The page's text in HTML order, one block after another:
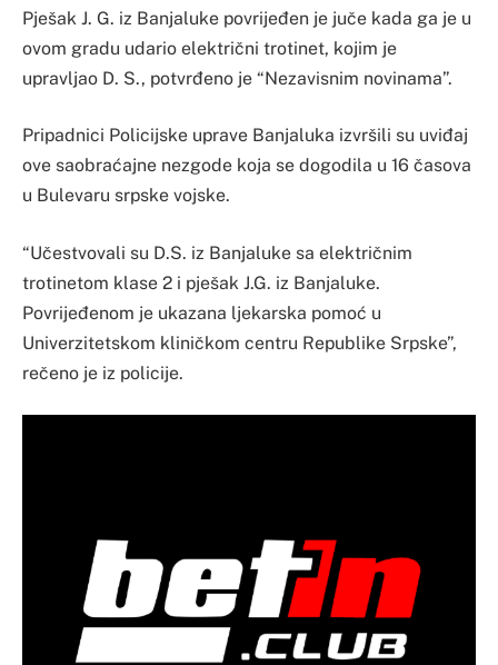
Pješak J. G. iz Banjaluke povrijeđen je juče kada ga je u
ovom gradu udario električni trotinet, kojim je
upravljao D. S., potvrđeno je “Nezavisnim novinama”.
Pripadnici Policijske uprave Banjaluka izvršili su uviđaj
ove saobraćajne nezgode koja se dogodila u 16 časova
u Bulevaru srpske vojske.
“Učestvovali su D.S. iz Banjaluke sa električnim
trotinetom klase 2 i pješak J.G. iz Banjaluke.
Povrijeđenom je ukazana ljekarska pomoć u
Univerzitetskom kliničkom centru Republike Srpske”,
rečeno je iz policije.